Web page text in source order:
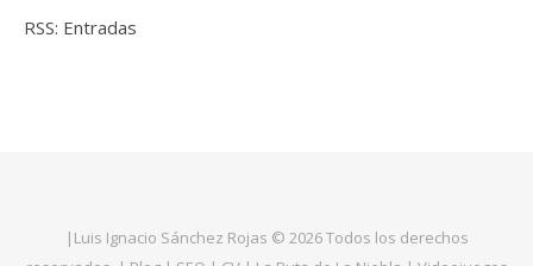
RSS: Entradas
| Luis Ignacio Sánchez Rojas © 2026 Todos los derechos